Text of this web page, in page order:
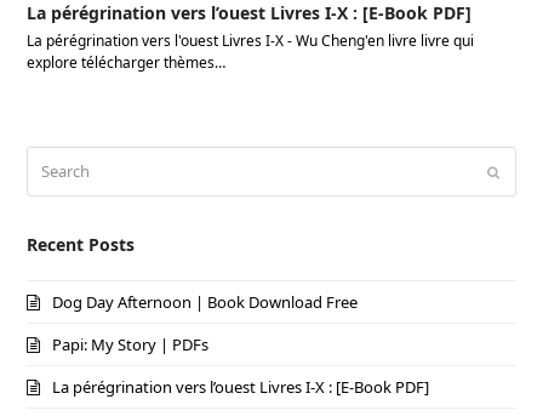
La pérégrination vers l’ouest Livres I-X : [E-Book PDF]
La pérégrination vers l'ouest Livres I-X - Wu Cheng'en livre livre qui
explore télécharger thèmes…
Recent Posts
Dog Day Afternoon | Book Download Free
Papi: My Story | PDFs
La pérégrination vers l’ouest Livres I-X : [E-Book PDF]